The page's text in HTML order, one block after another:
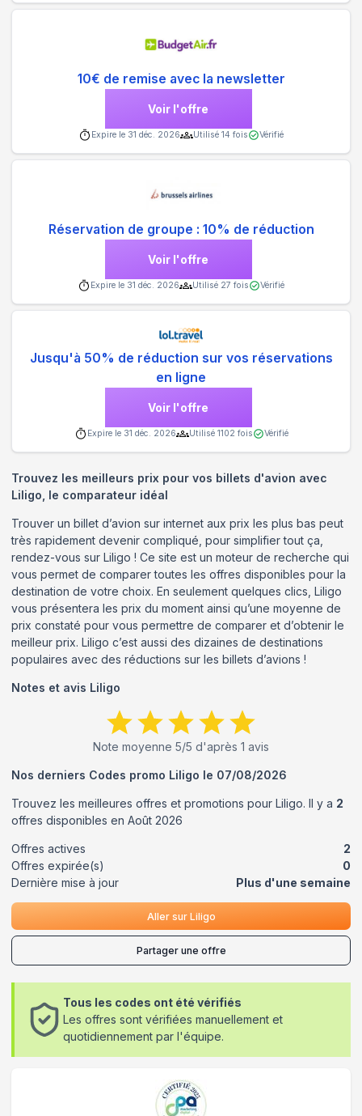
10€ de remise avec la newsletter
Voir l'offre
Expire le 31 déc. 2026 Utilisé 14 fois Vérifié
Réservation de groupe : 10% de réduction
Voir l'offre
Expire le 31 déc. 2026 Utilisé 27 fois Vérifié
Jusqu'à 50% de réduction sur vos réservations
en ligne
Voir l'offre
Expire le 31 déc. 2026 Utilisé 1102 fois Vérifié
Trouvez les meilleurs prix pour vos billets d'avion avec
Liligo, le comparateur idéal
Trouver un billet d’avion sur internet aux prix les plus bas peut
très rapidement devenir compliqué, pour simplifier tout ça,
rendez-vous sur Liligo ! Ce site est un moteur de recherche qui
vous permet de comparer toutes les offres disponibles pour la
destination de votre choix. En seulement quelques clics, Liligo
vous présentera les prix du moment ainsi qu’une moyenne de
prix constaté pour vous permettre de comparer et d’obtenir le
meilleur prix. Liligo c’est aussi des dizaines de destinations
populaires avec des réductions sur les billets d’avions !
Notes et avis Liligo
Note moyenne 5/5 d'après 1 avis
Nos derniers Codes promo Liligo le 07/08/2026
Trouvez les meilleures offres et promotions pour Liligo. Il y a 2
offres disponibles en Août 2026
Offres actives
2
Offres expirée(s)
0
Dernière mise à jour
Plus d'une semaine
Aller sur Liligo
Partager une offre
Tous les codes ont été vérifiés
Les offres sont vérifiées manuellement et
quotidiennement par l'équipe.